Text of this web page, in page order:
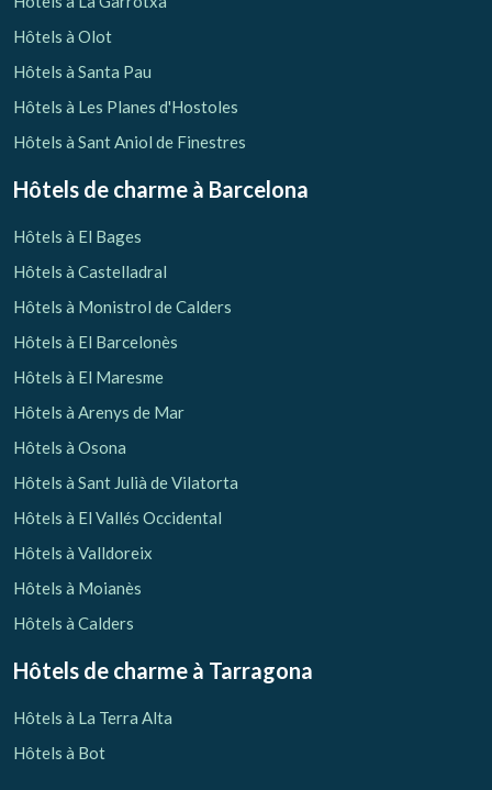
Vérifier le code de réservation
Hôtels à Olot
Hôtels à Santa Pau
Hôtels à Les Planes d'Hostoles
Hôtels à Sant Aniol de Finestres
Hôtels de charme à Barcelona
Hôtels à El Bages
Hôtels à Castelladral
Hôtels à Monistrol de Calders
Hôtels à El Barcelonès
Hôtels à El Maresme
Hôtels à Arenys de Mar
Hôtels à Osona
Hôtels à Sant Julià de Vilatorta
Hôtels à El Vallés Occidental
Hôtels à Valldoreix
Hôtels à Moianès
Hôtels à Calders
Hôtels de charme à Tarragona
Hôtels à La Terra Alta
Hôtels à Bot